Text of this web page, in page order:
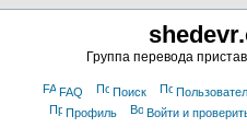
Группа перевода
FAQ Поиск
Профиль
Войти и